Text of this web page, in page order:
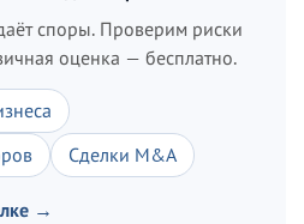
споры. Проверим риски
оценка — бесплатно.
Сделки M&A
→